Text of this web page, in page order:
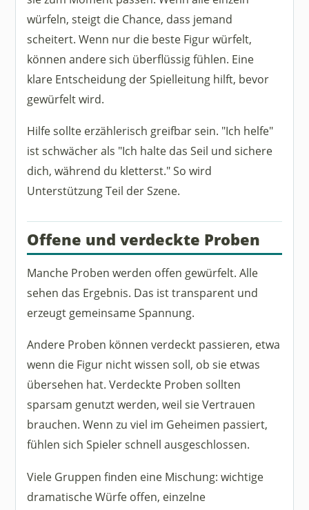
würfeln, steigt die Chance, dass jemand
scheitert. Wenn nur die beste Figur würfelt,
können andere sich überflüssig fühlen. Eine
klare Entscheidung der Spielleitung hilft, bevor
gewürfelt wird.
Hilfe sollte erzählerisch greifbar sein. "Ich helfe"
ist schwächer als "Ich halte das Seil und sichere
dich, während du kletterst." So wird
Unterstützung Teil der Szene.
Offene und verdeckte Proben
Manche Proben werden offen gewürfelt. Alle
sehen das Ergebnis. Das ist transparent und
erzeugt gemeinsame Spannung.
Andere Proben können verdeckt passieren, etwa
wenn die Figur nicht wissen soll, ob sie etwas
übersehen hat. Verdeckte Proben sollten
sparsam genutzt werden, weil sie Vertrauen
brauchen. Wenn zu viel im Geheimen passiert,
fühlen sich Spieler schnell ausgeschlossen.
Viele Gruppen finden eine Mischung: wichtige
dramatische Würfe offen, einzelne